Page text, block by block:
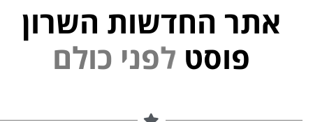
אתר החדשות השרון
פוסט